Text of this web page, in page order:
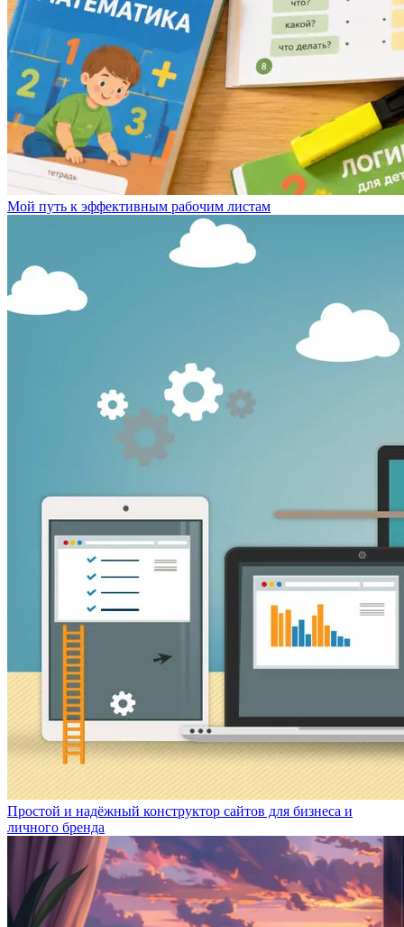
Мой путь к эффективным рабочим листам
Простой и надёжный конструктор сайтов для бизнеса и
личного бренда